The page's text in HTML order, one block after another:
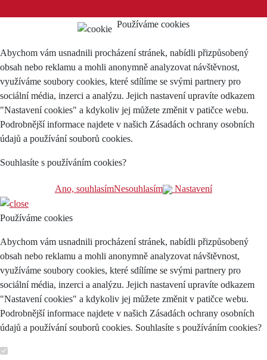
Používáme cookies
Abychom vám usnadnili procházení stránek, nabídli přizpůsobený
obsah nebo reklamu a mohli anonymně analyzovat návštěvnost,
využíváme soubory cookies, které sdílíme se svými partnery pro
sociální média, inzerci a analýzu. Jejich nastavení upravíte odkazem
"Nastavení cookies" a kdykoliv jej můžete změnit v patičce webu.
Podrobnější informace najdete v našich Zásadách ochrany osobních
údajů a používání souborů cookies.
Souhlasíte s používáním cookies?
Ano, souhlasímNesouhlasím Nastavení
Používáme cookies
Abychom vám usnadnili procházení stránek, nabídli přizpůsobený
obsah nebo reklamu a mohli anonymně analyzovat návštěvnost,
využíváme soubory cookies, které sdílíme se svými partnery pro
sociální média, inzerci a analýzu. Jejich nastavení upravíte odkazem
"Nastavení cookies" a kdykoliv jej můžete změnit v patičce webu.
Podrobnější informace najdete v našich Zásadách ochrany osobních
údajů a používání souborů cookies. Souhlasíte s používáním cookies?